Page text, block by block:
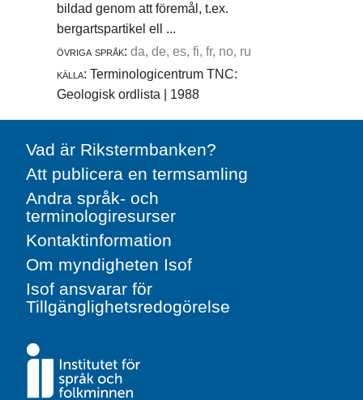
bildad genom att föremål, t.ex.
bergartspartikel ell ...
övriga språk: da, de, es, fi, fr, no, ru
källa: Terminologicentrum TNC:
Geologisk ordlista | 1988
Vad är Rikstermbanken?
Att publicera en termsamling
Andra språk- och
terminologiresurser
Kontaktinformation
Om myndigheten Isof
Isof ansvarar för
Tillgänglighetsredogörelse